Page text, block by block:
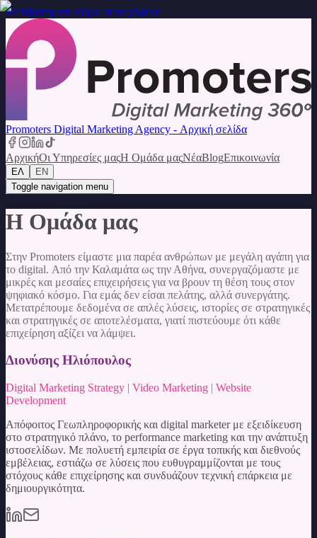
Μετάβαση στο κύριο περιεχόμενο
Promoters Digital Marketing Agency - Αρχική σελίδα
ΑρχικήΟι Υπηρεσίες μαςΗ Ομάδα μαςΝέαBlogΕπικοινωνία
ΕΛ
EN
Toggle navigation menu
Η Ομάδα μας
Στην Promoters είμαστε μια παρέα ανθρώπων με μεγάλη αγάπη για
το digital. Από την Καλαμάτα ως την Αθήνα, συνεργαζόμαστε με
μικρές και μεσαίες επιχειρήσεις για να βρουν τη θέση τους στον
ψηφιακό κόσμο. Για εμάς δεν είσαι πελάτης, αλλά συνεργάτης.
Μετατρέπουμε δεδομένα σε απλές λύσεις, ιστορίες σε στρατηγικές
και στρατηγικές σε αποτελέσματα, γιατί πιστεύουμε ότι κάθε
επιχείρηση αξίζει να λάμψει.
Διονύσης Ηλιόπουλος
Digital Marketing Strategy | Video Marketing | Website
Development
Απόφοιτος Γεωπληροφορικής και digital marketer με εξειδίκευση
στο στρατηγικό πλάνο, το performance marketing και την ανάπτυξη
ιστοσελίδων. Με πολυετή εμπειρία σε έργα τοπικής και διεθνούς
εμβέλειας, εστιάζω σε λύσεις που ευθυγραμμίζονται με τους
στόχους κάθε επιχείρησης και συνδυάζουν τεχνική επάρκεια με
δημιουργικότητα.